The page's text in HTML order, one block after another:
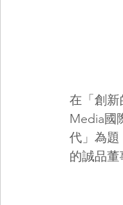
在「創新
Media國
代」為題
的誠品董